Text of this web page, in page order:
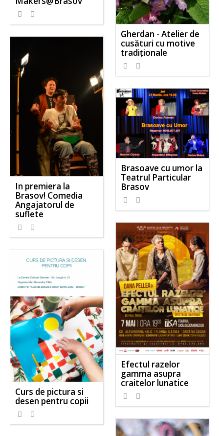
Gherdan - Atelier de
cusături cu motive
tradiționale
In premiera la
Brasov! Comedia
Angajatorul de
suflete
Brasoave cu umor la
Teatrul Particular
Brasov
Efectul razelor
gamma asupra
craitelor lunatice
Curs de pictura si
desen pentru copii